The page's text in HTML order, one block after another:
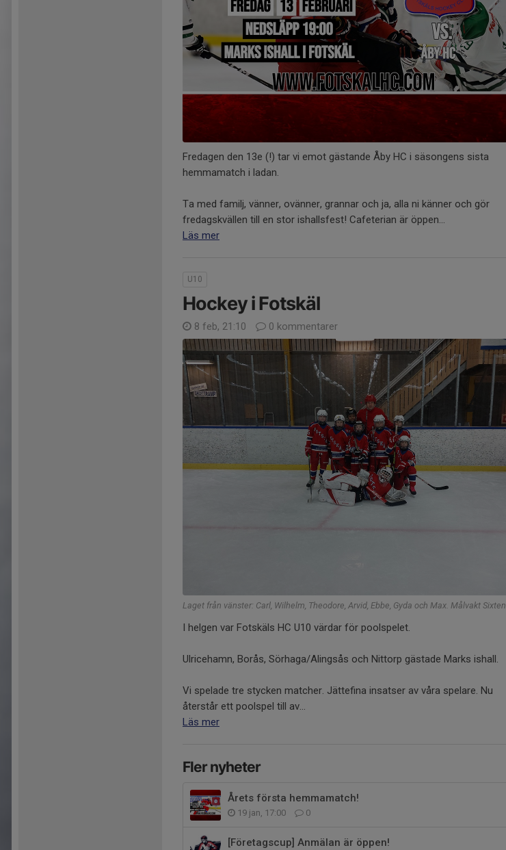
Fredagen den 13e (!) tar vi emot gästande Åby HC i säsongens sista
hemmamatch i ladan.
Ta med familj, vänner, ovänner, grannar och ja, alla ni känner och gör
fredagskvällen till en stor ishallsfest! Cafeterian är öppen...
Läs mer
U10
Hockey i Fotskäl
8 feb, 21:10 0 kommentarer
Laget från vänster: Carl, Wilhelm, Theodore, Arvid, Ebbe, Gyda och Max. Målvakt Sixten
I helgen var Fotskäls HC U10 värdar för poolspelet.
Ulricehamn, Borås, Sörhaga/Alingsås och Nittorp gästade Marks ishall.
Vi spelade tre stycken matcher. Jättefina insatser av våra spelare. Nu
återstår ett poolspel till av...
Läs mer
Fler nyheter
Årets första hemmamatch!
19 jan, 17:00 0
[Företagscup] Anmälan är öppen!